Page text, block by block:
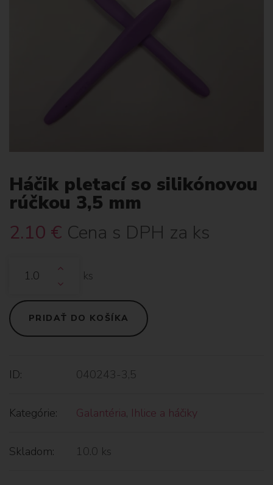
Háčik pletací so silikónovou
rúčkou 3,5 mm
2.10 € Cena s DPH za ks
ks
PRIDAŤ DO KOŠÍKA
ID: 040243-3,5
Kategórie: Galantéria, Ihlice a háčiky
Skladom: 10.0 ks